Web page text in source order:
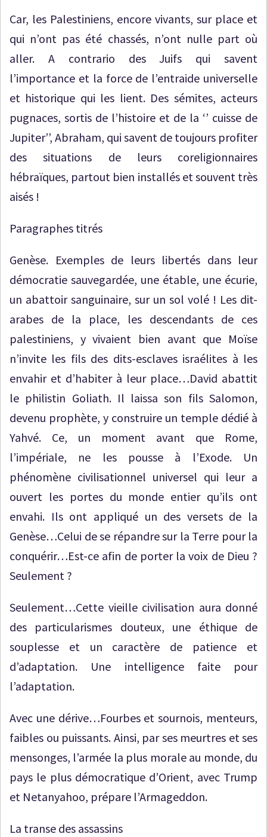
Car, les Palestiniens, encore vivants, sur place et
qui n’ont pas été chassés, n’ont nulle part où
aller. A contrario des Juifs qui savent
l’importance et la force de l’entraide universelle
et historique qui les lient. Des sémites, acteurs
pugnaces, sortis de l’histoire et de la ‘’ cuisse de
Jupiter’’, Abraham, qui savent de toujours profiter
des situations de leurs coreligionnaires
hébraïques, partout bien installés et souvent très
aisés !
Paragraphes titrés
Genèse. Exemples de leurs libertés dans leur
démocratie sauvegardée, une étable, une écurie,
un abattoir sanguinaire, sur un sol volé ! Les dit-
arabes de la place, les descendants de ces
palestiniens, y vivaient bien avant que Moïse
n’invite les fils des dits-esclaves israélites à les
envahir et d’habiter à leur place…David abattit
le philistin Goliath. Il laissa son fils Salomon,
devenu prophète, y construire un temple dédié à
Yahvé. Ce, un moment avant que Rome,
l’impériale, ne les pousse à l’Exode. Un
phénomène civilisationnel universel qui leur a
ouvert les portes du monde entier qu’ils ont
envahi. Ils ont appliqué un des versets de la
Genèse…Celui de se répandre sur la Terre pour la
conquérir…Est-ce afin de porter la voix de Dieu ?
Seulement ?
Seulement…Cette vieille civilisation aura donné
des particularismes douteux, une éthique de
souplesse et un caractère de patience et
d’adaptation. Une intelligence faite pour
l’adaptation.
Avec une dérive…Fourbes et sournois, menteurs,
faibles ou puissants. Ainsi, par ses meurtres et ses
mensonges, l’armée la plus morale au monde, du
pays le plus démocratique d’Orient, avec Trump
et Netanyahoo, prépare l’Armageddon.
La transe des assassins